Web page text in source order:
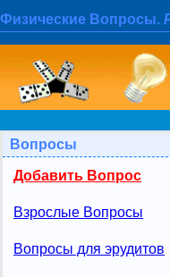
Физические Вопросы.
Вопросы
Добавить Вопрос
Взрослые Вопросы
Вопросы для эрудитов